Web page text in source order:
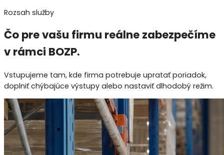
Rozsah služby
Čo pre vašu firmu reálne zabezpečíme
v rámci BOZP.
Vstupujeme tam, kde firma potrebuje upratať poriadok,
doplniť chýbajúce výstupy alebo nastaviť dlhodobý režim.